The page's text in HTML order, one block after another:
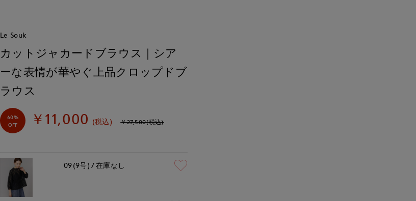
Le Souk
カットジャカードブラウス｜シア
ーな表情が華やぐ上品クロップドブ
ラウス
60%
OFF
￥11,000 (税込) ￥27,500(税込)
09(9号) 在庫なし